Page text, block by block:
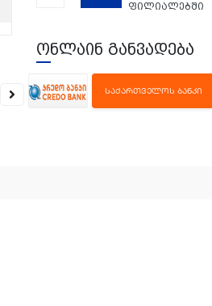
ფილიალებში
ონლაინ განვადება
ᲡᲐᲥᲐᲠᲗᲕᲔᲚᲝᲡ ᲑᲐᲜᲙᲘ